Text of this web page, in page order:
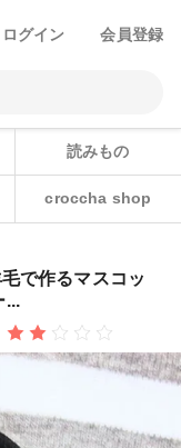
ログイン 会員登録
読みもの
croccha shop
で作るマスコッ
...